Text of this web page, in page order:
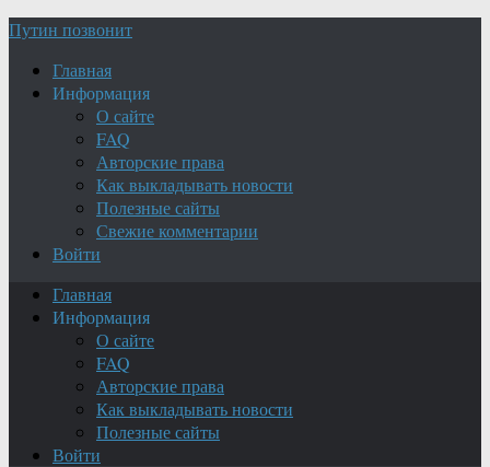
Путин позвонит
Главная
Информация
О сайте
FAQ
Авторские права
Как выкладывать новости
Полезные сайты
Свежие комментарии
Войти
Главная
Информация
О сайте
FAQ
Авторские права
Как выкладывать новости
Полезные сайты
Войти